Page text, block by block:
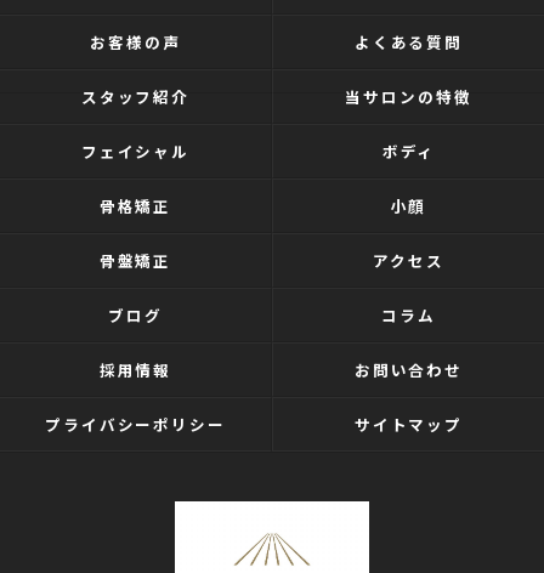
お客様の声 よくある質問
スタッフ紹介 当サロンの特徴
フェイシャル ボディ
骨格矯正 小顔
骨盤矯正 アクセス
ブログ コラム
採用情報 お問い合わせ
プライバシーポリシー サイトマップ